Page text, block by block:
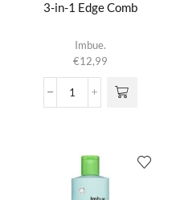
3-in-1 Edge Comb
Imbue.
€12,99
3-
Comb
aantal